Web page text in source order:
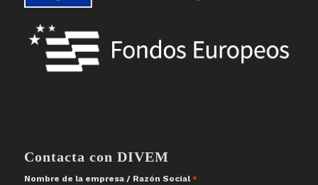
Contacta con DIVEM
Nombre de la empresa / Razón Social